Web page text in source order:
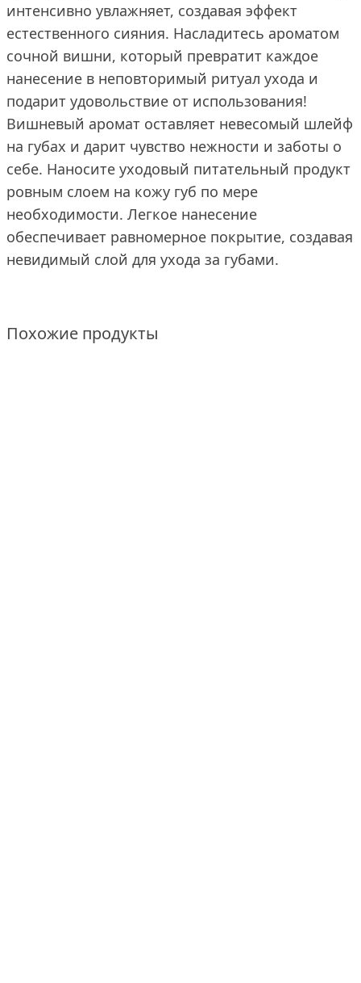
интенсивно увлажняет, создавая эффект
естественного сияния. Насладитесь ароматом
сочной вишни, который превратит каждое
нанесение в неповторимый ритуал ухода и
подарит удовольствие от использования!
Вишневый аромат оставляет невесомый шлейф
на губах и дарит чувство нежности и заботы о
себе. Наносите уходовый питательный продукт
ровным слоем на кожу губ по мере
необходимости. Легкое нанесение
обеспечивает равномерное покрытие, создавая
невидимый слой для ухода за губами.
Похожие продукты